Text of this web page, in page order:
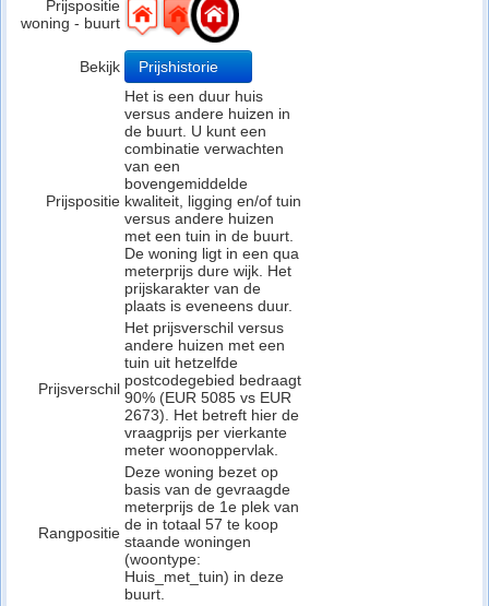
Prijspositie
woning - buurt
Bekijk Prijshistorie
Prijspositie
Het is een duur huis
versus andere huizen in
de buurt. U kunt een
combinatie verwachten
van een
bovengemiddelde
kwaliteit, ligging en/of tuin
versus andere huizen
met een tuin in de buurt.
De woning ligt in een qua
meterprijs dure wijk. Het
prijskarakter van de
plaats is eveneens duur.
Prijsverschil
Het prijsverschil versus
andere huizen met een
tuin uit hetzelfde
postcodegebied bedraagt
90% (EUR 5085 vs EUR
2673). Het betreft hier de
vraagprijs per vierkante
meter woonoppervlak.
Rangpositie
Deze woning bezet op
basis van de gevraagde
meterprijs de 1e plek van
de in totaal 57 te koop
staande woningen
(woontype:
Huis_met_tuin) in deze
buurt.